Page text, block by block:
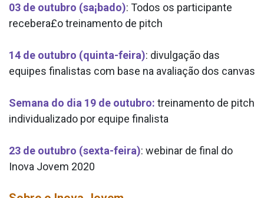
03 de outubro (sa¡bado): Todos os participante
recebera£o treinamento de pitch
14 de outubro (quinta-feira): divulgação das
equipes finalistas com base na avaliação dos canvas
Semana do dia 19 de outubro: treinamento de pitch
individualizado por equipe finalista
23 de outubro (sexta-feira): webinar de final do
Inova Jovem 2020